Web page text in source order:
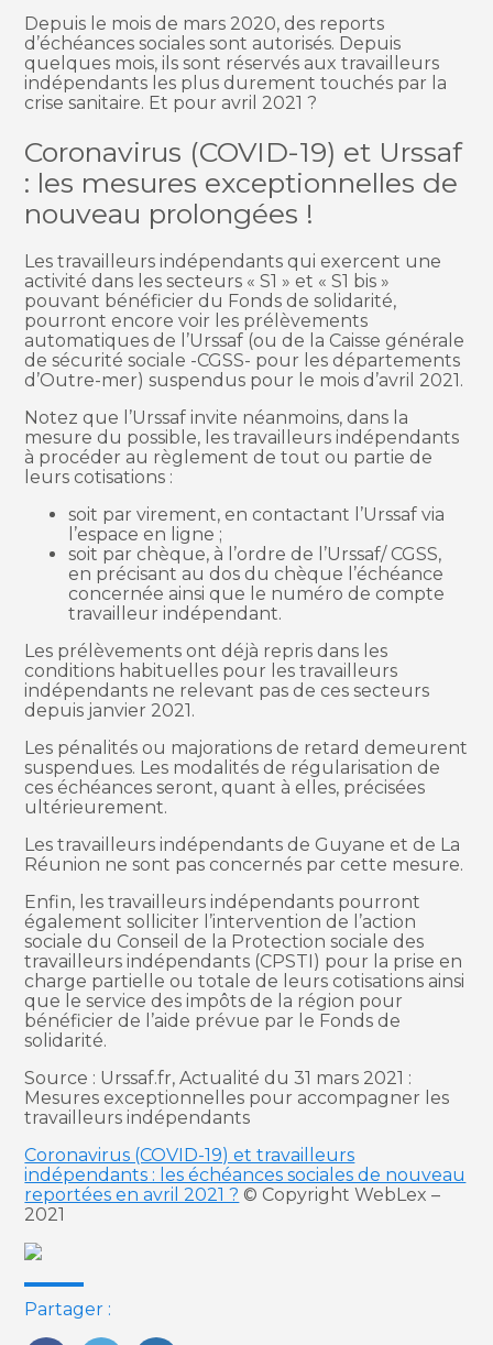
Depuis le mois de mars 2020, des reports
d’échéances sociales sont autorisés. Depuis
quelques mois, ils sont réservés aux travailleurs
indépendants les plus durement touchés par la
crise sanitaire. Et pour avril 2021 ?
Coronavirus (COVID-19) et Urssaf
: les mesures exceptionnelles de
nouveau prolongées !
Les travailleurs indépendants qui exercent une
activité dans les secteurs « S1 » et « S1 bis »
pouvant bénéficier du Fonds de solidarité,
pourront encore voir les prélèvements
automatiques de l’Urssaf (ou de la Caisse générale
de sécurité sociale -CGSS- pour les départements
d’Outre-mer) suspendus pour le mois d’avril 2021.
Notez que l’Urssaf invite néanmoins, dans la
mesure du possible, les travailleurs indépendants
à procéder au règlement de tout ou partie de
leurs cotisations :
soit par virement, en contactant l’Urssaf via
l’espace en ligne ;
soit par chèque, à l’ordre de l’Urssaf/ CGSS,
en précisant au dos du chèque l’échéance
concernée ainsi que le numéro de compte
travailleur indépendant.
Les prélèvements ont déjà repris dans les
conditions habituelles pour les travailleurs
indépendants ne relevant pas de ces secteurs
depuis janvier 2021.
Les pénalités ou majorations de retard demeurent
suspendues. Les modalités de régularisation de
ces échéances seront, quant à elles, précisées
ultérieurement.
Les travailleurs indépendants de Guyane et de La
Réunion ne sont pas concernés par cette mesure.
Enfin, les travailleurs indépendants pourront
également solliciter l’intervention de l’action
sociale du Conseil de la Protection sociale des
travailleurs indépendants (CPSTI) pour la prise en
charge partielle ou totale de leurs cotisations ainsi
que le service des impôts de la région pour
bénéficier de l’aide prévue par le Fonds de
solidarité.
Source : Urssaf.fr, Actualité du 31 mars 2021 :
Mesures exceptionnelles pour accompagner les
travailleurs indépendants
Coronavirus (COVID-19) et travailleurs
indépendants : les échéances sociales de nouveau
reportées en avril 2021 ? © Copyright WebLex –
2021
Partager :